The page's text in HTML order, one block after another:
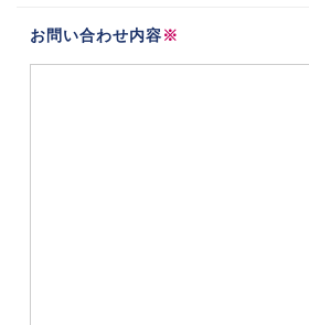
お問い合わせ内容 ※